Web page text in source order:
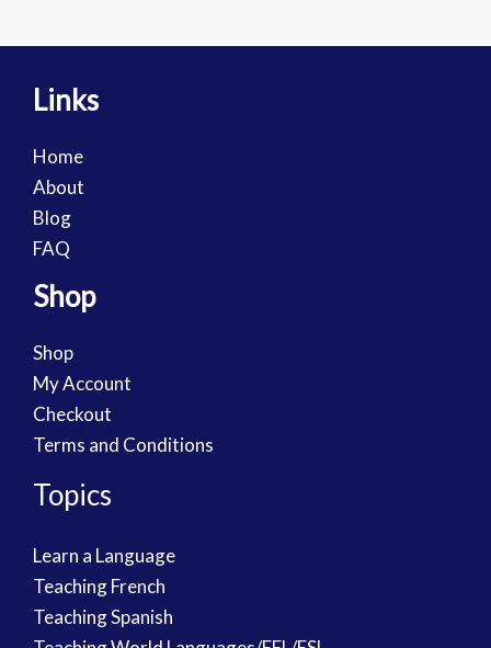
Links
Home
About
Blog
FAQ
Shop
Shop
My Account
Checkout
Terms and Conditions
Topics
Learn a Language
Teaching French
Teaching Spanish